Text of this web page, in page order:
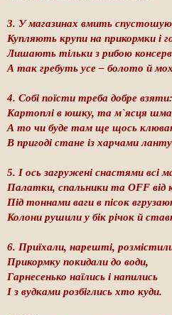
3. У магазинах вмить
Купляють крупи на прикормки і
Лишають тільки з рибою
А так гребуть усе – болото й
4. Собі поїсти треба добре взяти:
Картоплі в юшку, та м`ясця
А то чи буде там ще щось
В пригоді стане із харчами
5. І ось загружені снастями всі
Палатки, спальники та ОFF від
Під тоннами ваги в пісок
Колони рушили у бік річок й
6. Приїхали, нарешті,
Прикормку покидали до води,
Гарнесенько наїлись і напились
І з вудками розбіглись хто куди.